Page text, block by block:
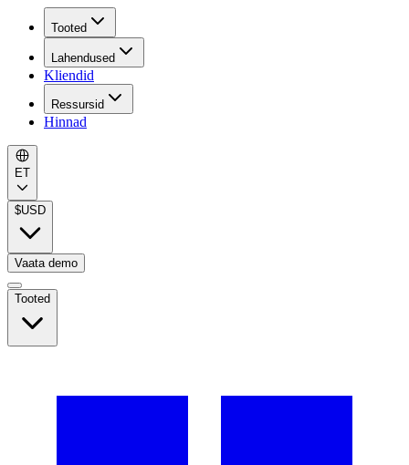
Tooted
Lahendused
Kliendid
Ressursid
Hinnad
ET
$USD
Vaata demo
Tooted